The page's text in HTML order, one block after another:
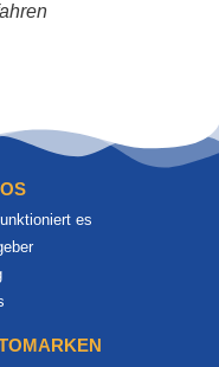
es